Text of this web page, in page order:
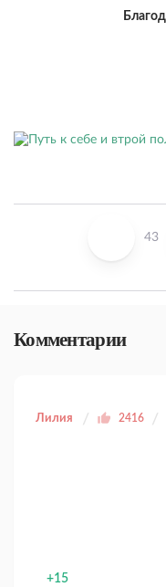
43
Комментарии
Лилия 2416
+15